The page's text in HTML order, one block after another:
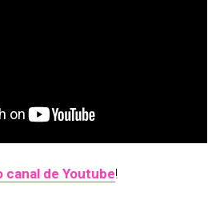
canal de Youtube!